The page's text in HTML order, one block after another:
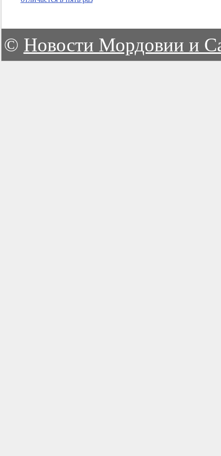
© Новости Мордовии и